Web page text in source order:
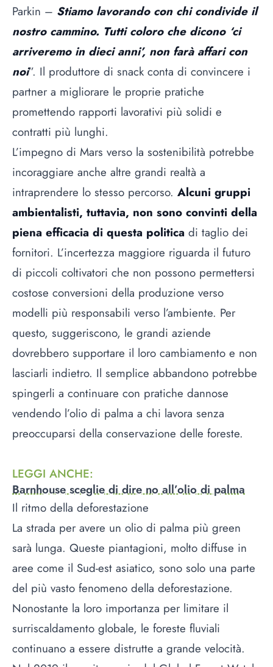
Parkin – Stiamo lavorando con chi condivide il
nostro cammino. Tutti coloro che dicono ‘ci
arriveremo in dieci anni’, non farà affari con
noi”. Il produttore di snack conta di convincere i
partner a migliorare le proprie pratiche
promettendo rapporti lavorativi più solidi e
contratti più lunghi.
L’impegno di Mars verso la sostenibilità potrebbe
incoraggiare anche altre grandi realtà a
intraprendere lo stesso percorso. Alcuni gruppi
ambientalisti, tuttavia, non sono convinti della
piena efficacia di questa politica di taglio dei
fornitori. L’incertezza maggiore riguarda il futuro
di piccoli coltivatori che non possono permettersi
costose conversioni della produzione verso
modelli più responsabili verso l’ambiente. Per
questo, suggeriscono, le grandi aziende
dovrebbero supportare il loro cambiamento e non
lasciarli indietro. Il semplice abbandono potrebbe
spingerli a continuare con pratiche dannose
vendendo l’olio di palma a chi lavora senza
preoccuparsi della conservazione delle foreste.
LEGGI ANCHE:
Barnhouse sceglie di dire no all’olio di palma
Il ritmo della deforestazione
La strada per avere un olio di palma più green
sarà lunga. Queste piantagioni, molto diffuse in
aree come il Sud-est asiatico, sono solo una parte
del più vasto fenomeno della deforestazione.
Nonostante la loro importanza per limitare il
surriscaldamento globale, le foreste fluviali
continuano a essere distrutte a grande velocità.